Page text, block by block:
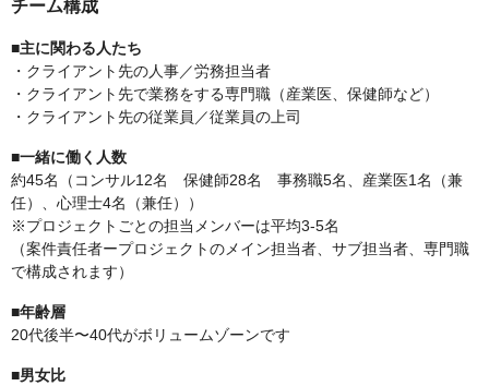
チーム構成
■主に関わる人たち
・クライアント先の人事／労務担当者
・クライアント先で業務をする専門職（産業医、保健師など）
・クライアント先の従業員／従業員の上司
■一緒に働く人数
約45名（コンサル12名 保健師28名 事務職5名、産業医1名（兼
任）、心理士4名（兼任））
※プロジェクトごとの担当メンバーは平均3-5名
（案件責任者ープロジェクトのメイン担当者、サブ担当者、専門職
で構成されます）
■年齢層
20代後半〜40代がボリュームゾーンです
■男女比